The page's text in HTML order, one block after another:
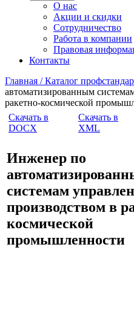
О нас
Акции и скидки
Сотрудничество
Работа в компании
Правовая
Контакты
Главная /Каталог
автоматизированным
ракетно-космической
Скачать в
DOCX
Скачать в
XML
Инженер по
системам
производством в
космической
промышленности